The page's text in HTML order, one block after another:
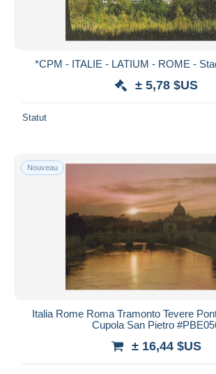
*CPM - ITALIE - LATIUM - ROME -
± 5,78 $US
Statut
Nouveau
Italia Rome Roma Tramonto Tevere
Cupola San Pietro
± 16,44 $US